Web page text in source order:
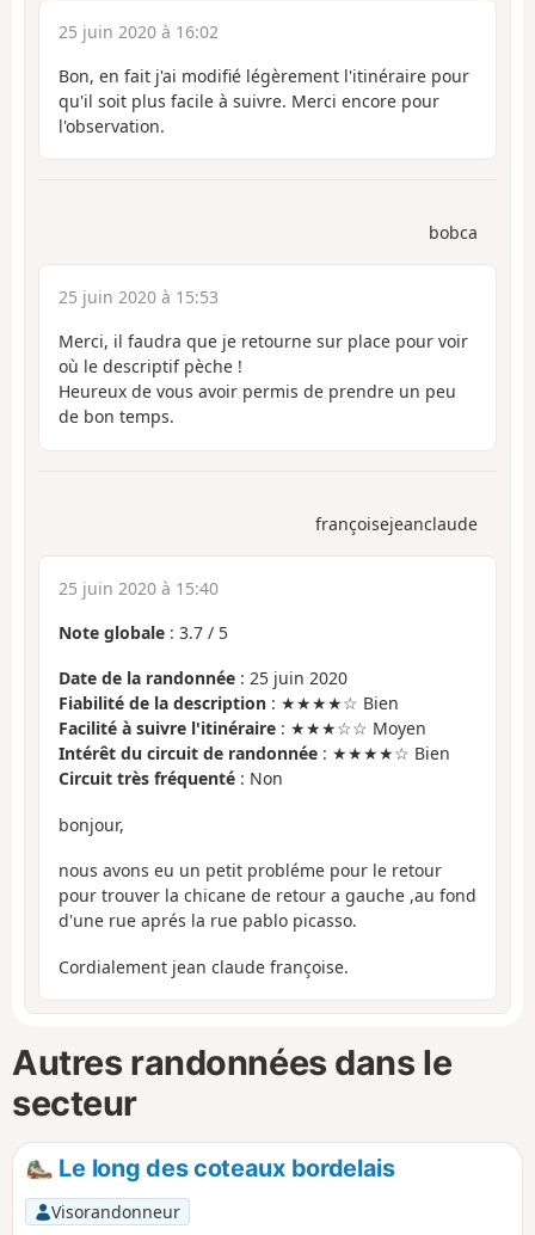
25 juin 2020 à 16:02
Bon, en fait j'ai modifié légèrement l'itinéraire pour
qu'il soit plus facile à suivre. Merci encore pour
l'observation.
bobca
25 juin 2020 à 15:53
Merci, il faudra que je retourne sur place pour voir
où le descriptif pèche !
Heureux de vous avoir permis de prendre un peu
de bon temps.
françoisejeanclaude
25 juin 2020 à 15:40
Note globale : 3.7 / 5
Date de la randonnée : 25 juin 2020
Fiabilité de la description : ★★★★☆ Bien
Facilité à suivre l'itinéraire : ★★★☆☆ Moyen
Intérêt du circuit de randonnée : ★★★★☆ Bien
Circuit très fréquenté : Non
bonjour,
nous avons eu un petit probléme pour le retour
pour trouver la chicane de retour a gauche ,au fond
d'une rue aprés la rue pablo picasso.
Cordialement jean claude françoise.
Autres randonnées dans le
secteur
Le long des coteaux bordelais
Visorandonneur